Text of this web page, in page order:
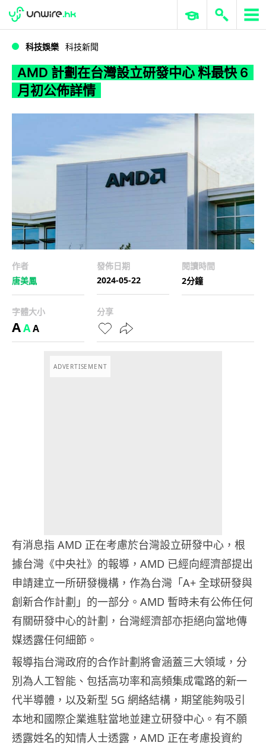
WWDC 2026 ERP 與商業 AI
科技娛樂 科技新聞
AMD 計劃在台灣設立研發中心 料最快 6
月初公佈詳情
作者
唐美鳳
發佈日期
2024-05-22
閱讀時間
2分鐘
字體大小
AAA
分享
ADVERTISEMENT
有消息指 AMD 正在考慮於台灣設立研發中心，根
據台灣《中央社》的報導，AMD 已經向經濟部提出
申請建立一所研發機構，作為台灣「A+ 全球研發與
創新合作計劃」的一部分。AMD 暫時未有公佈任何
有關研發中心的計劃，台灣經濟部亦拒絕向當地傳
媒透露任何細節。
報導指台灣政府的合作計劃將會涵蓋三大領域，分
別為人工智能、包括高功率和高頻集成電路的新一
代半導體，以及新型 5G 網絡結構，期望能夠吸引
本地和國際企業進駐當地並建立研發中心。有不願
透露姓名的知情人士透露，AMD 正在考慮投資約